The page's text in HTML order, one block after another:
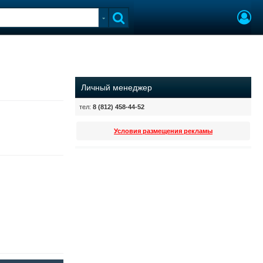
Личный менеджер
тел: 8 (812) 458-44-52
Условия размещения рекламы